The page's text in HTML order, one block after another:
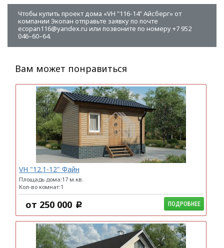
Чтобы купить проект дома «VH "116-14" Айсберг» от
компании Экопан отправьте заявку по почте
ecopan116@yandex.ru или позвоните по номеру +7 952
046–60–64.
Вам может понравиться
VH "12.1-12" Файн
Площадь дома:17 м.кв.
Кол-во комнат:1
от 250 000 c ПОДРОБНЕЕ